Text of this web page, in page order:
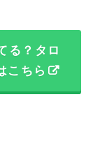
る？タロ
こちら